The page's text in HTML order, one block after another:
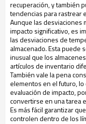
recuperación, y también
tendencias para rastrear
Aunque las
impacto significativo, es
las desviaciones de
almacenado. Esta puede
inusual que los
artículos de inventario
También vale la pena
elementos en el futuro,
evaluación de impacto,
convertirse en una tarea
Es más fácil garantizar
controlen dentro de los